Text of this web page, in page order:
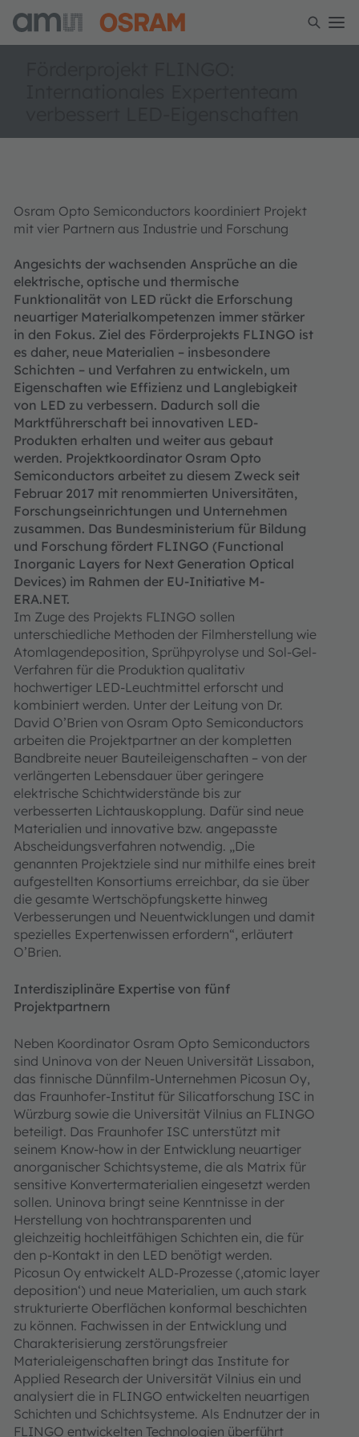
Osram Opto Semiconductors koordiniert Projekt
mit vier Partnern aus Industrie und Forschung
Angesichts der wachsenden Ansprüche an die
elektrische, optische und thermische
Funktionalität von LED rückt die Erforschung
neuartiger Materialkompetenzen immer stärker
in den Fokus. Ziel des Förderprojekts FLINGO ist
es daher, neue Materialien – insbesondere
Schichten – und Verfahren zu entwickeln, um
Eigenschaften wie Effizienz und Langlebigkeit
von LED zu verbessern. Dadurch soll die
Marktführerschaft bei innovativen LED-
Produkten erhalten und weiter aus gebaut
werden. Projektkoordinator Osram Opto
Semiconductors arbeitet zu diesem Zweck seit
Februar 2017 mit renommierten Universitäten,
Forschungseinrichtungen und Unternehmen
zusammen. Das Bundesministerium für Bildung
und Forschung fördert FLINGO (Functional
Inorganic Layers for Next Generation Optical
Devices) im Rahmen der EU-Initiative M-
ERA.NET.
Im Zuge des Projekts FLINGO sollen
unterschiedliche Methoden der Filmherstellung wie
Atomlagendeposition, Sprühpyrolyse und Sol-Gel-
Verfahren für die Produktion qualitativ
hochwertiger LED-Leuchtmittel erforscht und
kombiniert werden. Unter der Leitung von Dr.
David O’Brien von Osram Opto Semiconductors
arbeiten die Projektpartner an der kompletten
Bandbreite neuer Bauteileigenschaften – von der
verlängerten Lebensdauer über geringere
elektrische Schichtwiderstände bis zur
verbesserten Lichtauskopplung. Dafür sind neue
Materialien und innovative bzw. angepasste
Abscheidungsverfahren notwendig. „Die
genannten Projektziele sind nur mithilfe eines breit
aufgestellten Konsortiums erreichbar, da sie über
die gesamte Wertschöpfungskette hinweg
Verbesserungen und Neuentwicklungen und damit
spezielles Expertenwissen erfordern“, erläutert
O’Brien.
Interdisziplinäre Expertise von fünf
Projektpartnern
Neben Koordinator Osram Opto Semiconductors
sind Uninova von der Neuen Universität Lissabon,
das finnische Dünnfilm-Unternehmen Picosun Oy,
das Fraunhofer-Institut für Silicatforschung ISC in
Würzburg sowie die Universität Vilnius an FLINGO
beteiligt. Das Fraunhofer ISC unterstützt mit
seinem Know-how in der Entwicklung neuartiger
anorganischer Schichtsysteme, die als Matrix für
sensitive Konvertermaterialien eingesetzt werden
sollen. Uninova bringt seine Kenntnisse in der
Herstellung von hochtransparenten und
gleichzeitig hochleitfähigen Schichten ein, die für
den p-Kontakt in den LED benötigt werden.
Picosun Oy entwickelt ALD-Prozesse (‚atomic layer
deposition‘) und neue Materialien, um auch stark
strukturierte Oberflächen konformal beschichten
zu können. Fachwissen in der Entwicklung und
Charakterisierung zerstörungsfreier
Materialeigenschaften bringt das Institute for
Applied Research der Universität Vilnius ein und
analysiert die in FLINGO entwickelten neuartigen
Schichten und Schichtsysteme. Als Endnutzer der in
FLINGO entwickelten Technologien überführt